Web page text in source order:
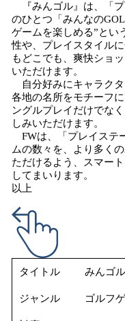
『みんゴル』は、「
のひとつ「みんなの
ゲームを楽しめる”とい
性や、プレイスタイル
もどこでも、爽快ショ
いただけます。
自分好みにキャラク
各地の名所をモチーフ
ングルプレイだけでな
しみいただけます。
FWは、「プレイステ
ムの数々を、より多く
ただけるよう、スマー
してまいります。
以上
タイトル みんゴル
ジャンル ゴルフ